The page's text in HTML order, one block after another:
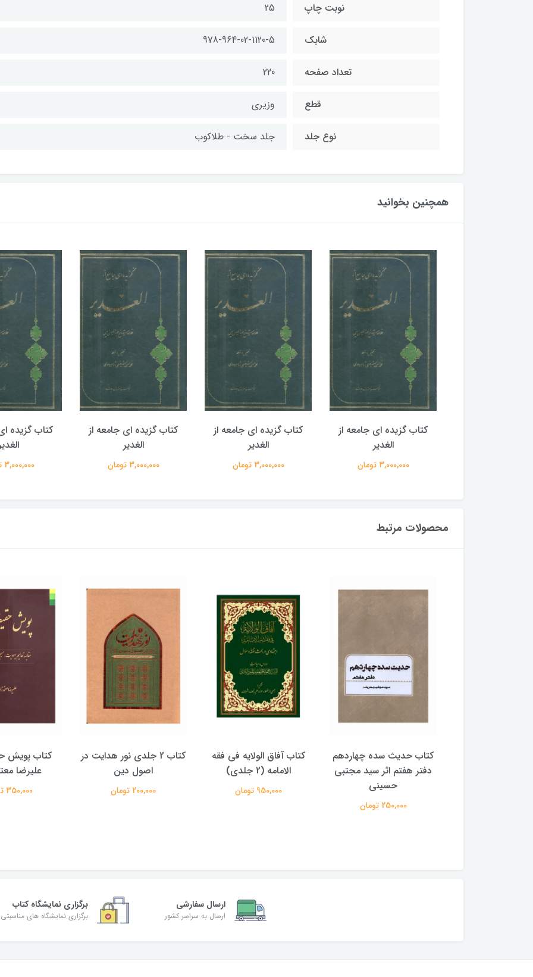
نوبت چاپ 25
شابك 978-964-02-1120-5
تعداد صفحه 220
قطع وزیری
نوع جلد جلد سخت - طلاکوب
همچنین بخوانید
کتاب گزیده ای جامعه از
الغدیر
3,000,000 تومان
کتاب گزیده ای جامعه از
الغدیر
3,000,000 تومان
کتاب گزیده ای جامعه از
الغدیر
3,000,000 تومان
کتاب گزیده
3,000,000 تومان
محصولات مرتبط
کتاب حدیث سده چهاردهم
دفتر هفتم اثر سید مجتبی
حسینی
250,000 تومان
کتاب آفاق الولایه فی فقه
الامامه (2 جلدی)
950,000 تومان
کتاب 2 جلدی نور هدایت در
اصول دین
200,000 تومان
کتاب پویش
علیرضا
350,000 تومان
ارسال سفارشی
ارسال به سراسر کشور
برگزاری نمایشگاه کتاب
برگزاری نمایشگاه های مناسبتی